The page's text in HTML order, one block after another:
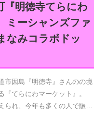
『明徳寺てらにわ
ミーシャンズファ
なみコラボドッ
市因島『明徳寺』さんのの境
てらにわマーケット』。
られ、今年も多くの人で賑…